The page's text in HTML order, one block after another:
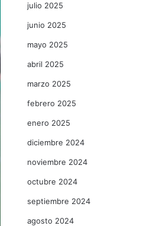
julio 2025
junio 2025
mayo 2025
abril 2025
marzo 2025
febrero 2025
enero 2025
diciembre 2024
noviembre 2024
octubre 2024
septiembre 2024
agosto 2024